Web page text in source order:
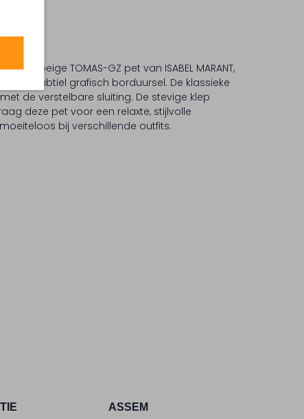
de beige TOMAS-GZ pet van ISABEL MARANT,
een subtiel grafisch borduursel. De klassieke
de verstelbare sluiting. De stevige klep
deze pet voor een relaxte, stijlvolle
bij verschillende outfits.
ASSEM